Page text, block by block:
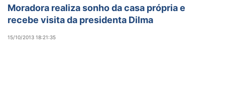
Moradora realiza sonho da casa própria e
recebe visita da presidenta Dilma
15/10/2013 18:21:35